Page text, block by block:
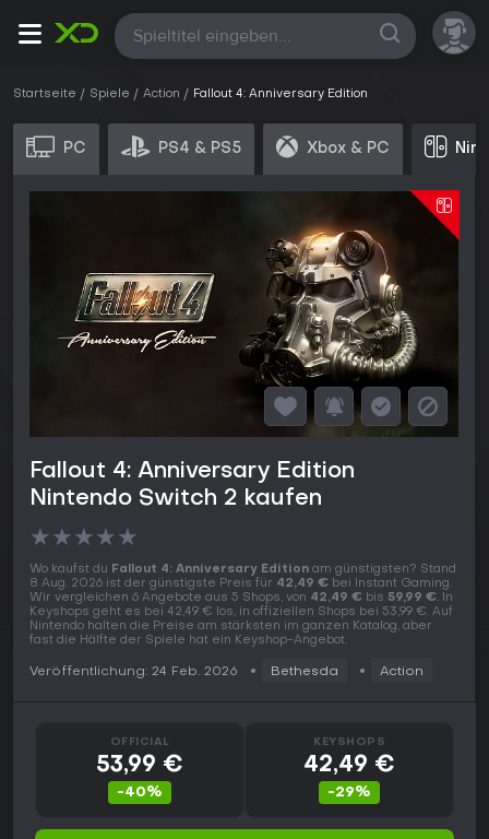
Alle
Startseite Spiele Action Fallout 4: Anniversary Edition
PC PS4 & PS5 Xbox & PC
Fallout 4: Anniversary Edition
Nintendo Switch 2 kaufen
★★★★★
Wo kaufst du Fallout 4: Anniversary Edition am günstigsten? Stand
8 Aug. 2026 ist der günstigste Preis für 42,49 € bei Instant Gaming.
Wir vergleichen 6 Angebote aus 5 Shops, von 42,49 € bis 59,99 €. In
Keyshops geht es bei 42,49 € los, in offiziellen Shops bei 53,99 €. Auf
Nintendo halten die Preise am stärksten im ganzen Katalog, aber
fast die Hälfte der Spiele hat ein Keyshop-Angebot.
Veröffentlichung: 24 Feb. 2026 Bethesda Action
OFFICIAL
53,99 €
-40%
KEYSHOPS
42,49 €
-29%